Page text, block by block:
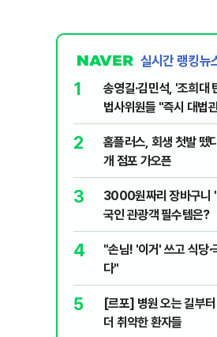
실시간 랭킹뉴
1
송영길·김민석, '조희
법사위원들 "즉시 대법
2
홈플러스, 회생 첫발
개 점포 가오픈
3
3000원짜리 장바구니
국인 관광객 필수템은?
4
"손님! '이거' 쓰고 식당·
다"
5
[르포] 병원 오는 길부
더 취약한 환자들